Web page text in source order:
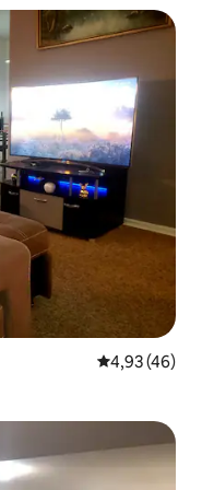
4,93 de uma
4,93 (46)